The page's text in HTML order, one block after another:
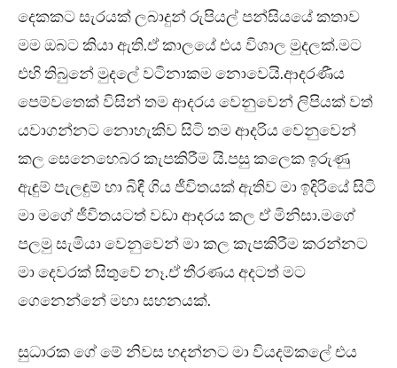
දෙකකට සැරයක් ලබාදුන් රුපියල් පන්සියයේ කතාව
මම ඔබට කියා ඇති.ඒ කාලයේ එය විශාල මුදලක්.මට
එහි තිබුනේ මුදලේ වටිනාකම නොවෙයි.ආදරණීය
පෙම්වතෙක් විසින් තම ආදරය වෙනුවෙන් ලිපියක් වත්
යවාගන්නට නොහැකිව සිටි තම ආදරිය වෙනුවෙන්
කල සෙනෙහෙබර කැපකිරීම යි.පසු කලෙක ඉරුණු
ඇඳුම් පැලඳුම් හා බිඳී ගිය ජීවිතයක් ඇතිව මා ඉදිරියේ සිටි
මා මගේ ජීවිතයටත් වඩා ආදරය කල ඒ මිනිසා.මගේ
පලමු සැමියා වෙනුවෙන් මා කල කැපකිරීම කරන්නට
මා දෙවරක් සිතුවේ නෑ.ඒ තීරණය අදටත් මට
ගෙනෙන්නේ මහා සහනයක්.
සුධාරක ගේ මේ නිවස හදන්නට මා වියදම්කලේ එය